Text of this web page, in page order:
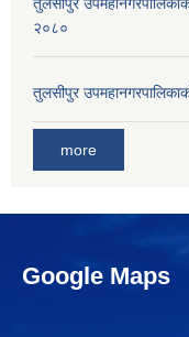
२०८०
तुलसीपुर
more
Google Maps